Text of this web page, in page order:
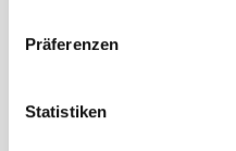
Präferenzen
Statistiken
GymPro Crew Socken